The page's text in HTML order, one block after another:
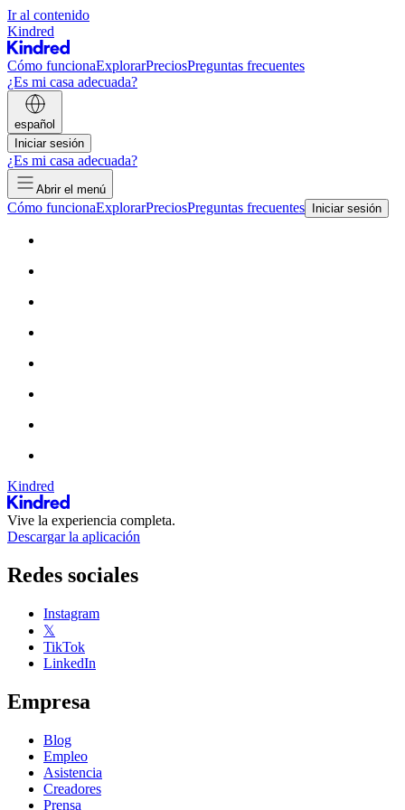
Ir al contenido
Kindred
Cómo funcionaExplorarPreciosPreguntas frecuentes
¿Es mi casa adecuada?
español
Iniciar sesión
¿Es mi casa adecuada?
Abrir el menú
Cómo funcionaExplorarPreciosPreguntas frecuentes Iniciar sesión
Kindred
Vive la experiencia completa.
Descargar la aplicación
Redes sociales
Instagram
𝕏
TikTok
LinkedIn
Empresa
Blog
Empleo
Asistencia
Creadores
Prensa